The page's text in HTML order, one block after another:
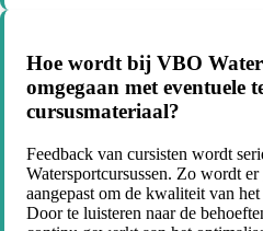
Hoe wordt bij VBO
omgegaan met eventuele
cursusmateriaal?
Feedback van cursisten wordt
Watersportcursussen. Zo wordt
aangepast om de kwaliteit van
Door te luisteren naar de